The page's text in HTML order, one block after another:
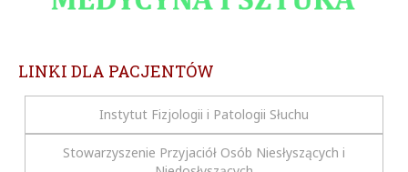
LINKI DLA PACJENTÓW
Instytut Fizjologii i Patologii Słuchu
Stowarzyszenie Przyjaciół Osób Niesłyszących i